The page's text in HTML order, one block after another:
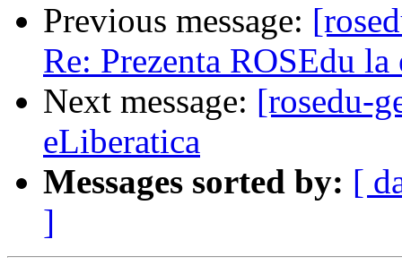
Previous message:
Re: Prezenta ROSEdu
Next message: [rosedu-
eLiberatica
Messages sorted by: [
]